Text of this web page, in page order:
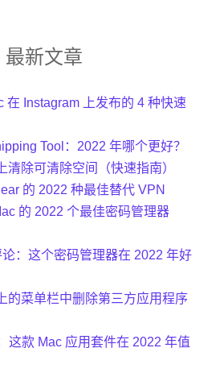
最新文章
在 Instagram 上发布的 4 种快速
Tool：2022 年哪个更好？
清除可清除空间（快速指南）
的 2022 种最佳替代 VPN
的 2022 个最佳密码管理器
：这个密码管理器在 2022 年好
的菜单栏中删除第三方应用程序
这款 Mac 应用套件在 2022 年值